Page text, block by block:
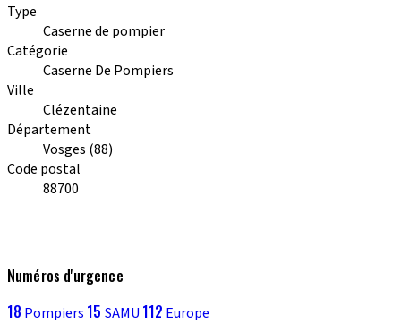
Type
Caserne de pompier
Catégorie
Caserne De Pompiers
Ville
Clézentaine
Département
Vosges (88)
Code postal
88700
Numéros d'urgence
18 Pompiers 15 SAMU 112 Europe